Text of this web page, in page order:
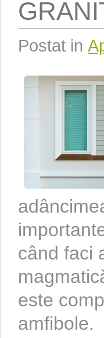
Postat in
când faci
este
amfibole.